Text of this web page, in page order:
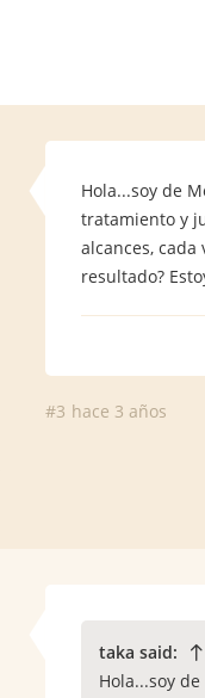
Hola...soy de
tratamiento y
alcances,
resultado?
#3 hace 3 años
taka said:
Hola...soy